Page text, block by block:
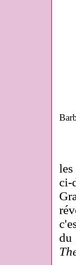
ci-